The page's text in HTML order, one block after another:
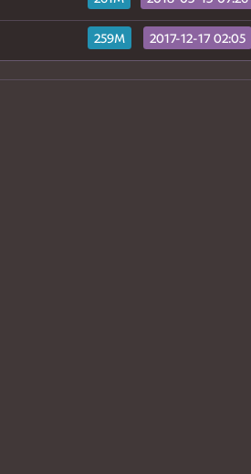
259M 2017-12-17 02:05